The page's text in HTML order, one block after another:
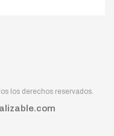
los derechos reservados.